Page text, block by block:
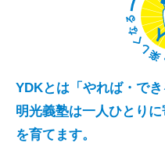
YDKとは「やれば・でき
明光義塾は一人ひとり
を育てます。